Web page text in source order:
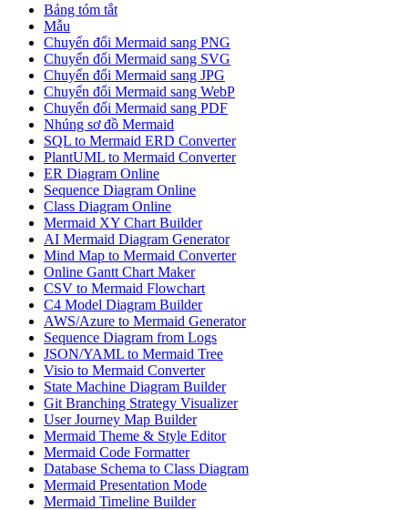
Bảng tóm tắt
Mẫu
Chuyển đổi Mermaid sang PNG
Chuyển đổi Mermaid sang SVG
Chuyển đổi Mermaid sang JPG
Chuyển đổi Mermaid sang WebP
Chuyển đổi Mermaid sang PDF
Nhúng sơ đồ Mermaid
SQL to Mermaid ERD Converter
PlantUML to Mermaid Converter
ER Diagram Online
Sequence Diagram Online
Class Diagram Online
Mermaid XY Chart Builder
AI Mermaid Diagram Generator
Mind Map to Mermaid Converter
Online Gantt Chart Maker
CSV to Mermaid Flowchart
C4 Model Diagram Builder
AWS/Azure to Mermaid Generator
Sequence Diagram from Logs
JSON/YAML to Mermaid Tree
Visio to Mermaid Converter
State Machine Diagram Builder
Git Branching Strategy Visualizer
User Journey Map Builder
Mermaid Theme & Style Editor
Mermaid Code Formatter
Database Schema to Class Diagram
Mermaid Presentation Mode
Mermaid Timeline Builder